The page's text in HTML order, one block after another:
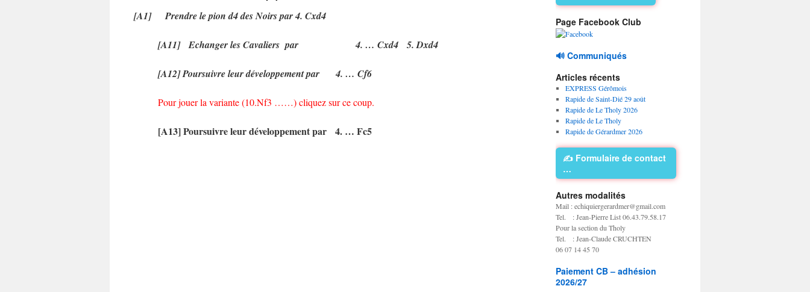
[A1] Prendre le pion d4 des Noirs par 4. Cxd4
[A11] Echanger les Cavaliers par 4. … Cxd4 5. Dxd4
[A12] Poursuivre leur développement par 4. … Cf6
Pour jouer la variante (10.Nf3 ……) cliquez sur ce coup.
[A13] Poursuivre leur développement par 4. … Fc5
Page Facebook Club
🔊 Communiqués
Articles récents
EXPRESS Gérômois
Rapide de Saint-Dié 29 août
Rapide de Le Tholy 2026
Rapide de Le Tholy
Rapide de Gérardmer 2026
✍️ Formulaire de contact
…
Autres modalités
Mail : echiquiergerardmer@gmail.com
Tel. : Jean-Pierre List 06.43.79.58.17
Pour la section du Tholy
Tel. : Jean-Claude CRUCHTEN
06 07 14 45 70
Paiement CB – adhésion
2026/27